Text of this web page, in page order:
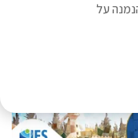
המרכז
על